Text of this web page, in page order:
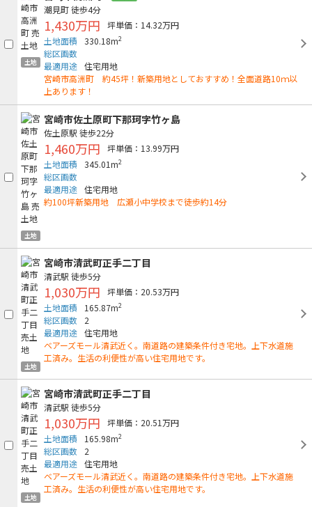
土地
潮見町徒歩4分
1,430万円
坪単価：14.32万円
土地面積
330.18m2
総区画数
最適用途 住宅用地
宮崎市高洲町 約45坪！新築用地としておすすめ！全面道路10ｍ以
上あります！
土地
宮崎市佐土原町下那珂字竹ヶ島
佐土原駅 徒歩22分
1,460万円
坪単価：13.99万円
土地面積
345.01m2
総区画数
最適用途 住宅用地
約100坪新築用地 広瀬小中学校まで徒歩約14分
土地
宮崎市清武町正手二丁目
清武駅 徒歩5分
1,030万円
坪単価：20.53万円
土地面積
165.87m2
総区画数
2
最適用途 住宅用地
ベアーズモール清武近く。南道路の建築条件付き宅地。上下水道施
工済み。生活の利便性が高い住宅用地です。
土地
宮崎市清武町正手二丁目
清武駅 徒歩5分
1,030万円
坪単価：20.51万円
土地面積
165.98m2
総区画数
2
最適用途 住宅用地
ベアーズモール清武近く。南道路の建築条件付き宅地。上下水道施
工済み。生活の利便性が高い住宅用地です。